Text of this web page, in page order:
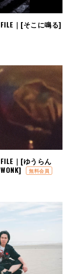
｜[そこに鳴る]
｜[ゆうらん
無料会員